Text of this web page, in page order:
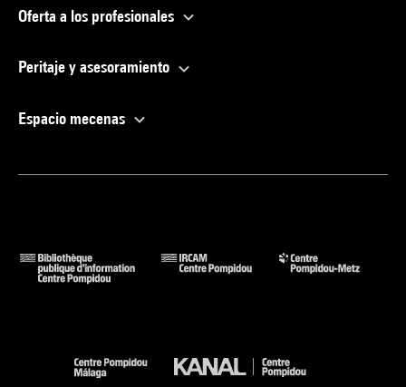
Oferta a los profesionales
Peritaje y asesoramiento
Espacio mecenas